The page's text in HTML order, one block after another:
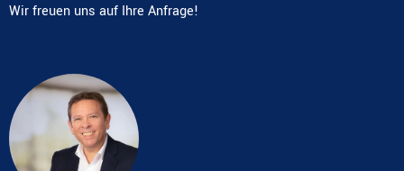
Wir freuen uns auf Ihre Anfrage!